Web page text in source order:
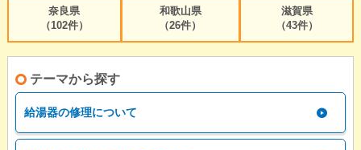
奈良県
（102件）
和歌山県
（26件）
滋賀県
（43件）
テーマから探す
給湯器の修理について